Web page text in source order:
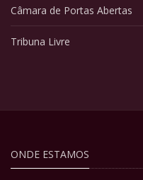
Câmara de Portas Abertas
Tribuna Livre
ONDE ESTAMOS